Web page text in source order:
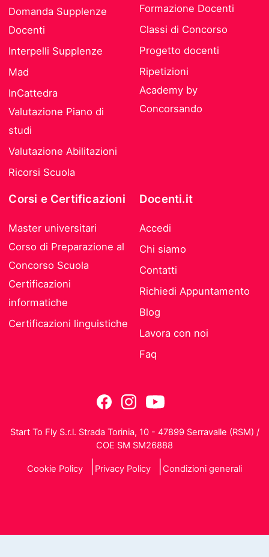
Domanda Supplenze
Docenti
Interpelli Supplenze
Mad
InCattedra
Valutazione Piano di
studi
Valutazione Abilitazioni
Ricorsi Scuola
Formazione Docenti
Classi di Concorso
Progetto docenti
Ripetizioni
Academy by
Concorsando
Corsi e Certificazioni
Master universitari
Corso di Preparazione al
Concorso Scuola
Certificazioni
informatiche
Certificazioni linguistiche
Docenti.it
Accedi
Chi siamo
Contatti
Richiedi Appuntamento
Blog
Lavora con noi
Faq
Start To Fly S.r.l. Strada Torinia, 10 - 47899 Serravalle (RSM) /
COE SM SM26888
Cookie Policy Privacy Policy Condizioni generali